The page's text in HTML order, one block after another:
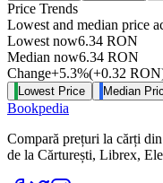
Price Trends
Lowest and median price
Lowest now6.34 RON
Median now6.34 RON
Change+5.3%(+0.32 RON
Lowest Price Median
Bookpedia
Compară prețuri la cărți
de la Cărturești, Librex,